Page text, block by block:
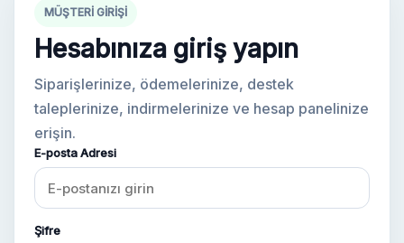
Hesabınız
Destek
KATEGORILER
Google Voice
Gmail Hesapları 2024
Gmail Hesapları 2023
MÜŞTERI GIRIŞI
Hesabınıza giriş yapın
Siparişlerinize, ödemelerinize, destek
taleplerinize, indirmelerinize ve hesap panelinize
erişin.
E-posta Adresi
Şifre